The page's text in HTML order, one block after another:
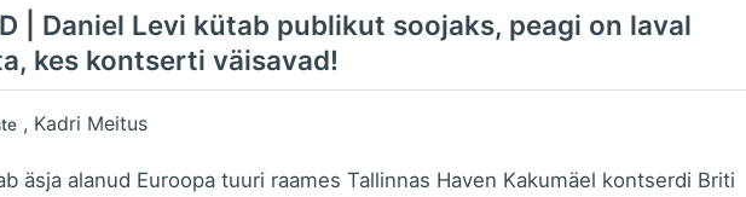
| Daniel Levi kütab publikut soojaks, peagi on laval
kes kontserti väisavad!
, Kadri Meitus
äsja alanud Euroopa tuuri raames Tallinnas Haven Kakumäel kontserdi Briti